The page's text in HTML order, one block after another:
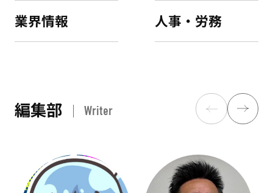
業界情報 人事・労務
編集部 Writer